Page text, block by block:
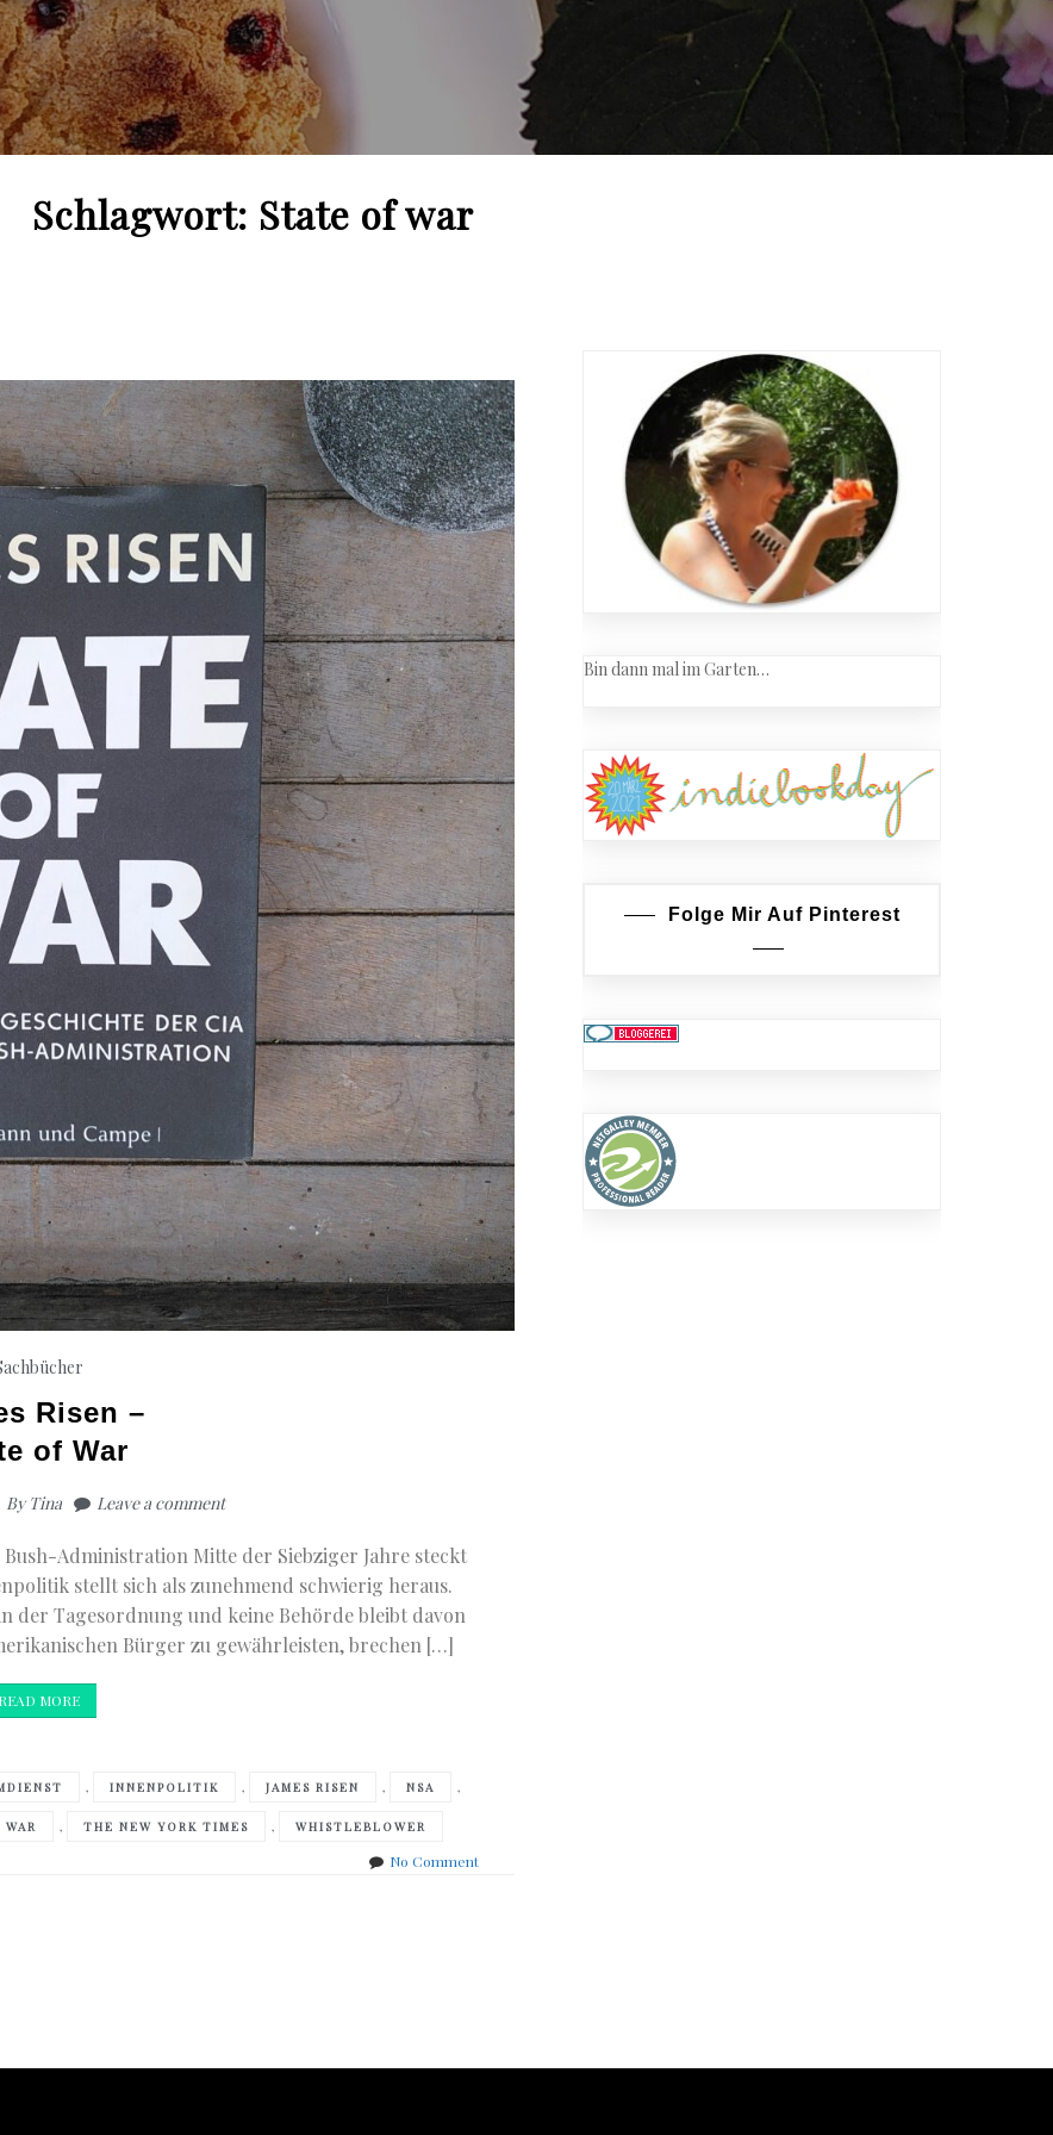
Schlagwort: State of war
Risen –
of War
ByTina Leave a comment
Administration Mitte der Siebziger Jahre steckt
stellt sich als zunehmend schwierig heraus.
der Tagesordnung und keine Behörde bleibt davon
Bürger zu gewährleisten, brechen […]
READ MORE
, INNENPOLITIK , JAMES RISEN , NSA ,
, THE NEW YORK TIMES , WHISTLEBLOWER
No Commenton
Bin dann mal im Garten…
Folge Mir Auf Pinterest